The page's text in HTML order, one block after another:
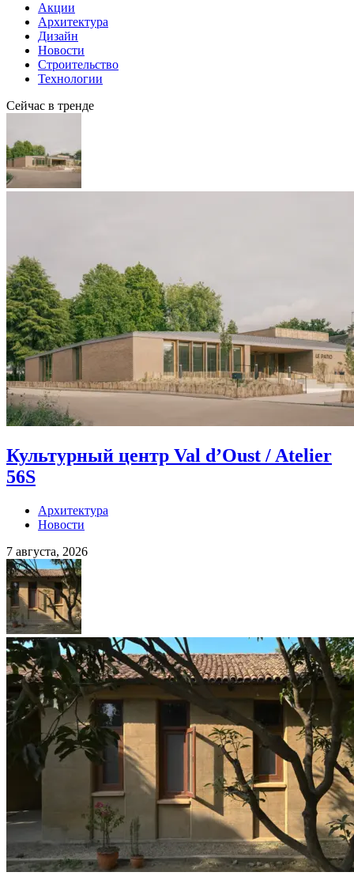
Акции
Архитектура
Дизайн
Новости
Строительство
Технологии
Сейчас в тренде
Культурный центр Val d’Oust / Atelier
56S
Архитектура
Новости
7 августа, 2026